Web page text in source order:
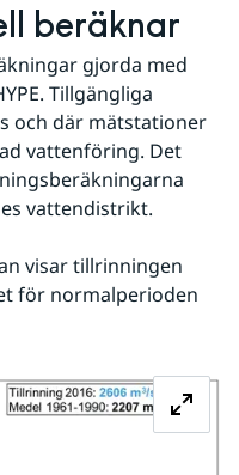
beräknar
gjorda med
Tillgängliga
och där mätstationer
vattenföring. Det
vattendistrikt.
visar tillrinningen
för normalperioden